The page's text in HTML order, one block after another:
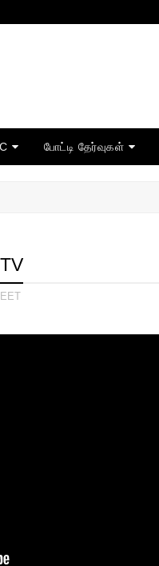
போட்டி தேர்வுகள்